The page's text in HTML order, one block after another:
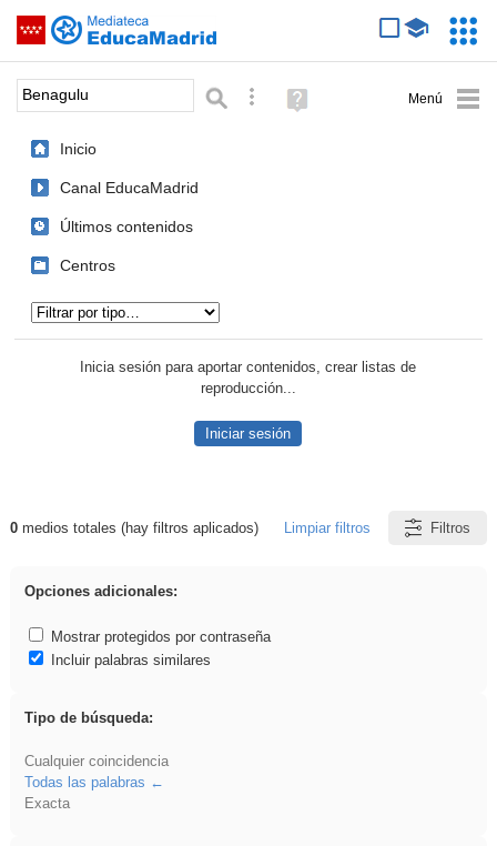
Saltar navegación
Palabra o frase: Búsqueda avanzada
Ayuda
(en
Inicio
Canal EducaMadrid
Últimos contenidos
Centros
Inicia sesión para aportar contenidos, crear listas de
reproducción...
Iniciar sesión
Resultados de: Benagulu
0medios totales (hay filtros aplicados) Limpiar filtros Filtros
Opciones adicionales:
Mostrar protegidos por contraseña
Incluir palabras similares
Tipo de búsqueda:
Cualquier coincidencia
Todas las palabras
Exacta